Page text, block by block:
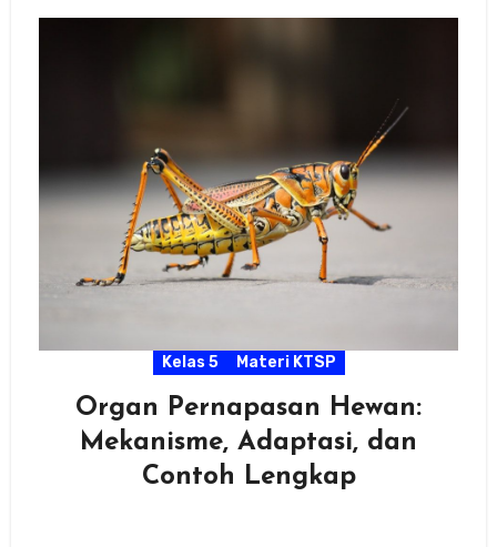
Kelas 5 Materi KTSP
Organ Pernapasan Hewan:
Mekanisme, Adaptasi, dan
Contoh Lengkap